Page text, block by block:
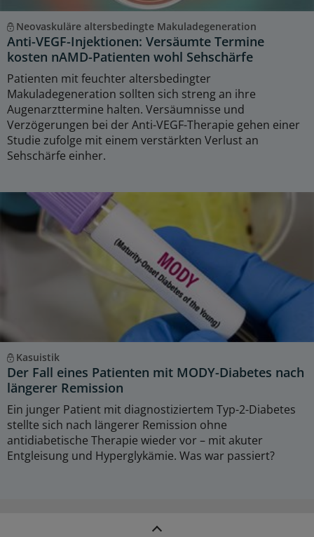
Neovaskuläre altersbedingte Makuladegeneration
Anti-VEGF-Injektionen: Versäumte Termine
kosten nAMD-Patienten wohl Sehschärfe
Patienten mit feuchter altersbedingter
Makuladegeneration sollten sich streng an ihre
Augenarzttermine halten. Versäumnisse und
Verzögerungen bei der Anti-VEGF-Therapie gehen einer
Studie zufolge mit einem verstärkten Verlust an
Sehschärfe einher.
Kasuistik
Der Fall eines Patienten mit MODY-Diabetes nach
längerer Remission
Ein junger Patient mit diagnostiziertem Typ-2-Diabetes
stellte sich nach längerer Remission ohne
antidiabetische Therapie wieder vor – mit akuter
Entgleisung und Hyperglykämie. Was war passiert?